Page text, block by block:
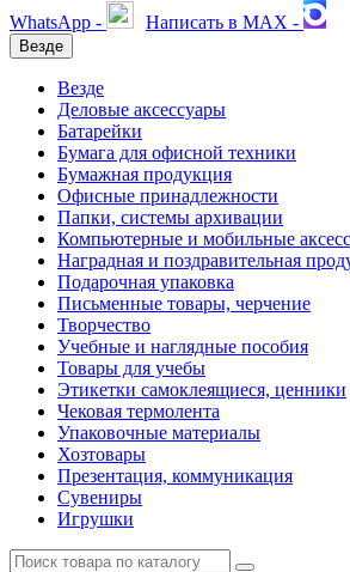
WhatsApp - Написать в MAX -
Везде
Везде
Деловые аксессуары
Батарейки
Бумага для офисной техники
Бумажная продукция
Офисные принадлежности
Папки, системы архивации
Компьютерные и мобильные
Наградная и поздравительная
Подарочная упаковка
Письменные товары, черчение
Творчество
Учебные и наглядные пособия
Товары для учебы
Этикетки самоклеящиеся, ценники
Чековая термолента
Упаковочные материалы
Хозтовары
Презентация, коммуникация
Сувениры
Игрушки